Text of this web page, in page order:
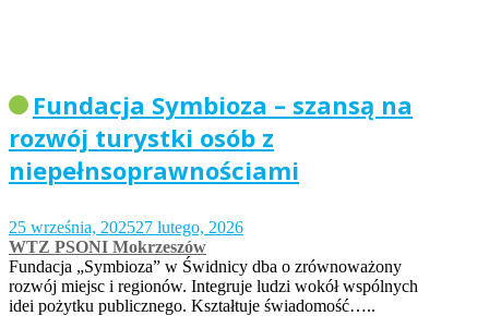
Fundacja Symbioza – szansą na
rozwój turystki osób z
niepełnsoprawnościami
25 września, 202527 lutego, 2026
WTZ PSONI Mokrzeszów
Fundacja „Symbioza” w Świdnicy dba o zrównoważony
rozwój miejsc i regionów. Integruje ludzi wokół wspólnych
idei pożytku publicznego. Kształtuje świadomość…..